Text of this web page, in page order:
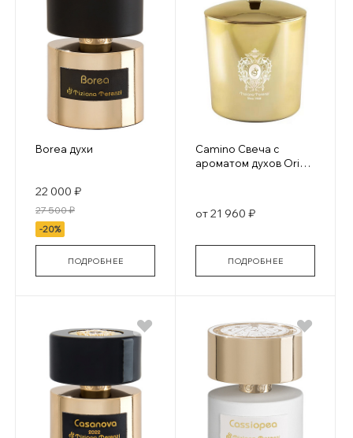
Borea духи
22 000 ₽
27 500 ₽
-20%
ПОДРОБНЕЕ
Camino Свеча с
ароматом духов Orion
от 21 960 ₽
ПОДРОБНЕЕ